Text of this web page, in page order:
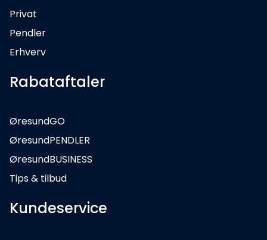
Privat
Pendler
Erhverv
Rabataftaler
ØresundGO
ØresundPENDLER
ØresundBUSINESS
Tips & tilbud
Kundeservice